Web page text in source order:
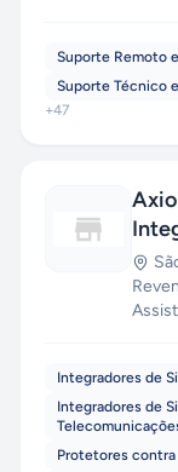
e
Usar
para
Suporte Remoto
Suporte Técnico
+47
Integradores de
Integradores de
Protetores